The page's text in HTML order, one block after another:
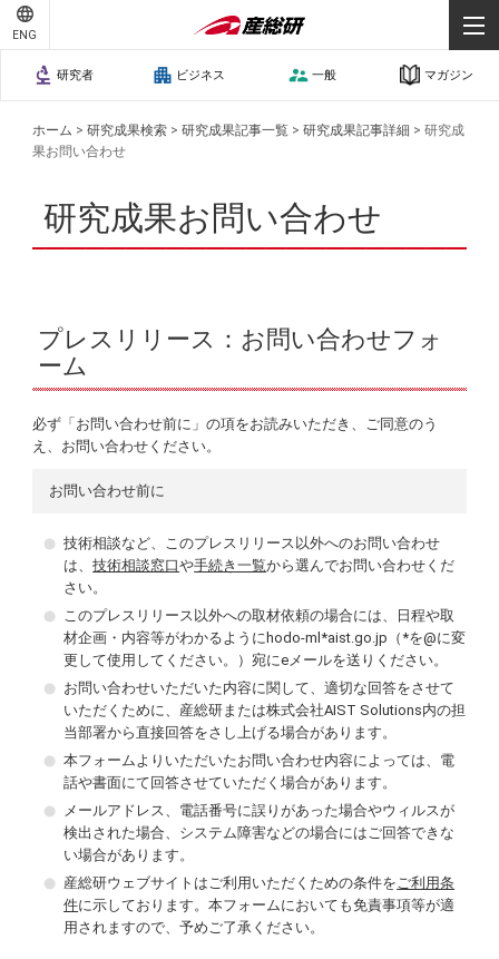
ENG
研究者 ビジネス 一般 マガジン
ホーム >研究成果検索 >研究成果記事一覧 >研究成果記事詳細 >研究成
果お問い合わせ
研究成果お問い合わせ
プレスリリース：お問い合わせフォ
ーム
必ず「お問い合わせ前に」の項をお読みいただき、ご同意のう
え、お問い合わせください。
お問い合わせ前に
技術相談など、このプレスリリース以外へのお問い合わせ
は、技術相談窓口や手続き一覧から選んでお問い合わせくだ
さい。
このプレスリリース以外への取材依頼の場合には、日程や取
材企画・内容等がわかるようにhodo-ml*aist.go.jp（*を@に変
更して使用してください。）宛にeメールを送りください。
お問い合わせいただいた内容に関して、適切な回答をさせて
いただくために、産総研または株式会社AIST Solutions内の担
当部署から直接回答をさし上げる場合があります。
本フォームよりいただいたお問い合わせ内容によっては、電
話や書面にて回答させていただく場合があります。
メールアドレス、電話番号に誤りがあった場合やウィルスが
検出された場合、システム障害などの場合にはご回答できな
い場合があります。
産総研ウェブサイトはご利用いただくための条件を ご利用条
件に示しております。本フォームにおいても免責事項等が適
用されますので、予めご了承ください。